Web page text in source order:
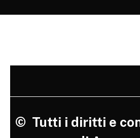
© Tutti i diritti e